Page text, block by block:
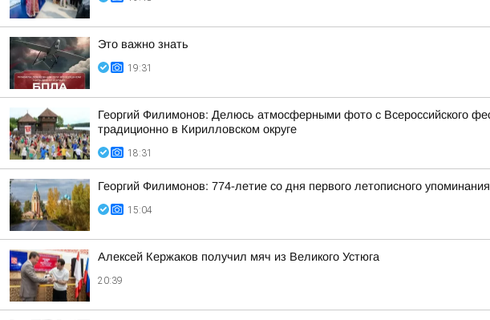
Это важно знать
19:31
Георгий Филимонов: Делюсь атмосферными фото с Всероссийского
традиционно в Кирилловском округе
18:31
Георгий Филимонов: 774-летие со дня первого летописного
15:04
Алексей Кержаков получил мяч из Великого Устюга
20:39